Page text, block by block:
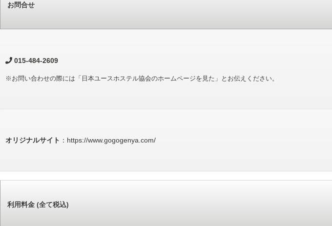
お問合せ
015-484-2609
※お問い合わせの際には「日本ユースホステル協会のホームページを見た」とお伝えください。
オリジナルサイト ：https://www.gogogenya.com/
利用料金 (全て税込)